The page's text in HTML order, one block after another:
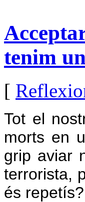
tenim
[
Tot el
morts en
grip aviar
terrorista,
és repetís?